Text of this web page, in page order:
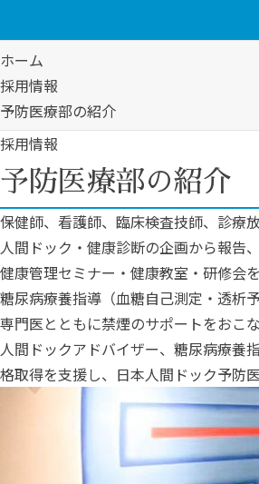
ホーム
採用情報
予防医療部の紹介
採用情報
予防医療部の紹介
保健師、看護師、臨床検査技師、診療
人間ドック・健康診断の企画から報告
健康管理セミナー・健康教室・研修会
糖尿病療養指導（血糖自己測定・透析
専門医とともに禁煙のサポートをおこ
人間ドックアドバイザー、糖尿病療養
格取得を支援し、日本人間ドック予防